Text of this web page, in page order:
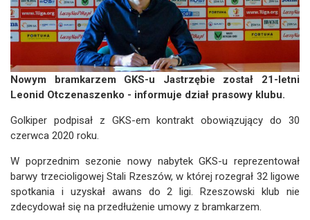
Nowym bramkarzem GKS-u Jastrzębie został 21-letni
Leonid Otczenaszenko - informuje dział prasowy klubu.
Golkiper podpisał z GKS-em kontrakt obowiązujący do 30
czerwca 2020 roku.
W poprzednim sezonie nowy nabytek GKS-u reprezentował
barwy trzecioligowej Stali Rzeszów, w której rozegrał 32 ligowe
spotkania i uzyskał awans do 2 ligi. Rzeszowski klub nie
zdecydował się na przedłużenie umowy z bramkarzem.